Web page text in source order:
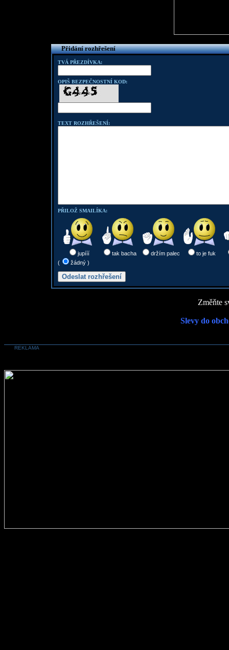
Přidání rozhřešení
TVÁ PŘEZDÍVKA:
OPIŠ BEZPEČNOSTNÍ KOD:
TEXT ROZHŘEŠENÍ:
PŘILOŽ SMAILÍKA:
jupííí tak bacha držím palec
to je fuk
(
žádný )
Změňte
Slevy do
REKLAMA